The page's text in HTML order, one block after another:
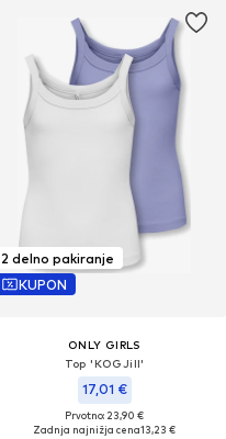
2 delno pakiranje
KUPON
ONLY GIRLS
Top 'KOGJill'
17,01 €
Prvotno: 23,90 €
Zadnja najnižja cena13,23 €